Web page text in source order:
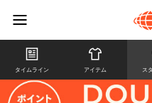
タイムライン アイテム ス